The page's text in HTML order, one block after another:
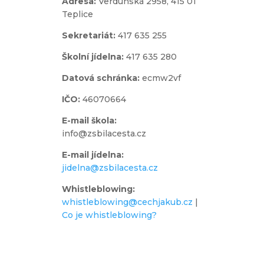
Teplice
Sekretariát: 417 635 255
Školní jídelna: 417 635 280
Datová schránka: ecmw2vf
IČO: 46070664
E-mail škola:
info@zsbilacesta.cz
E-mail jídelna:
jidelna@zsbilacesta.cz
Whistleblowing:
whistleblowing@cechjakub.cz |
Co je whistleblowing?